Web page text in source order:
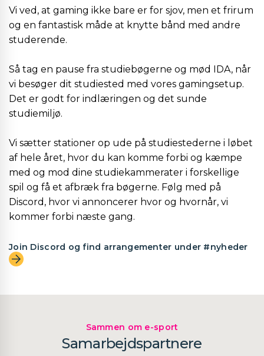
Vi ved, at gaming ikke bare er for sjov, men et frirum
og en fantastisk måde at knytte bånd med andre
studerende.
Så tag en pause fra studiebøgerne og mød IDA, når
vi besøger dit studiested med vores gamingsetup.
Det er godt for indlæringen og det sunde
studiemiljø.
Vi sætter stationer op ude på studiestederne i løbet
af hele året, hvor du kan komme forbi og kæmpe
med og mod dine studiekammerater i forskellige
spil og få et afbræk fra bøgerne. Følg med på
Discord, hvor vi annoncerer hvor og hvornår, vi
kommer forbi næste gang.
Join Discord og find arrangementer under #nyheder
Sammen om e-sport
Samarbejdspartnere